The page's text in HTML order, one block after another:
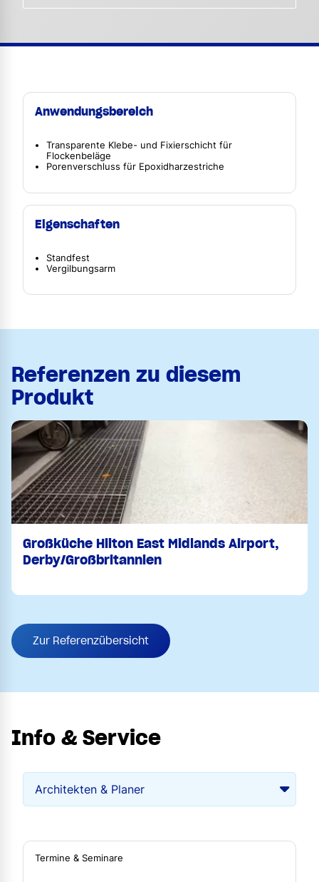
Anwendungsbereich
Transparente Klebe- und Fixierschicht für
Flockenbeläge
Porenverschluss für Epoxidharzestriche
Eigenschaften
Standfest
Vergilbungsarm
Referenzen zu diesem
Produkt
Großküche Hilton East Midlands Airport,
Derby/Großbritannien
Zur Referenzübersicht
Info & Service
Termine & Seminare